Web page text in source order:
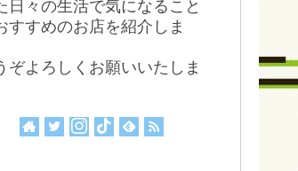
日々の生活で気になること
すすめのお店を紹介しま
ぞよろしくお願いいたしま